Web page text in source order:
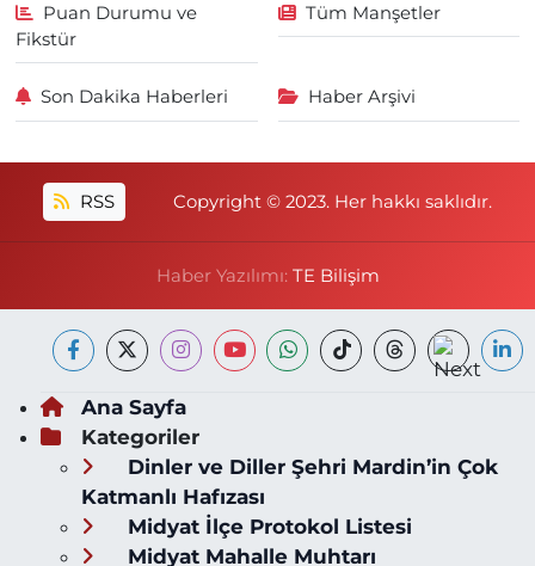
Puan Durumu ve
Fikstür
Tüm Manşetler
Son Dakika Haberleri Haber Arşivi
RSS Copyright © 2023. Her hakkı saklıdır.
Haber Yazılımı: TE Bilişim
Ana Sayfa
Kategoriler
Dinler ve Diller Şehri Mardin’in Çok
Katmanlı Hafızası
Midyat İlçe Protokol Listesi
Midyat Mahalle Muhtarı